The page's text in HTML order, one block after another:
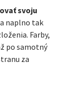
svoju
a naplno tak
Farby,
po samotný
za